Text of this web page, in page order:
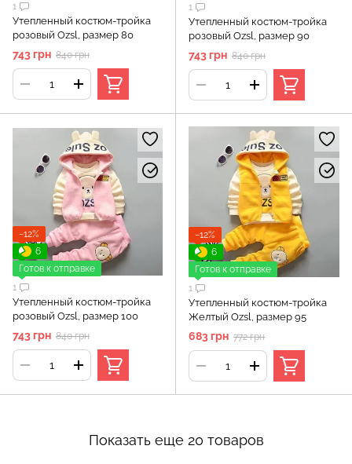
1
Утепленный костюм-тройка
розовый Ozsl, размер 80
743 грн 840 грн
1
Утепленный костюм-тройка
розовый Ozsl, размер 90
743 грн 840 грн
−12%
6
Готов к отправке
1
Утепленный костюм-тройка
розовый Ozsl, размер 100
743 грн 840 грн
−12%
6
Готов к отправке
1
Утепленный костюм-тройка
Желтый Ozsl, размер 95
683 грн 772 грн
Показать еще 20 товаров